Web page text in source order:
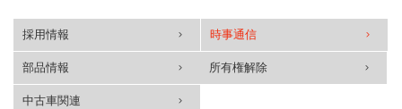
採用情報 時事通信
部品情報 所有権解除
中古車関連